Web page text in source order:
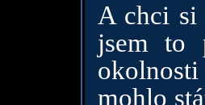
A chci si
jsem to
mohlo